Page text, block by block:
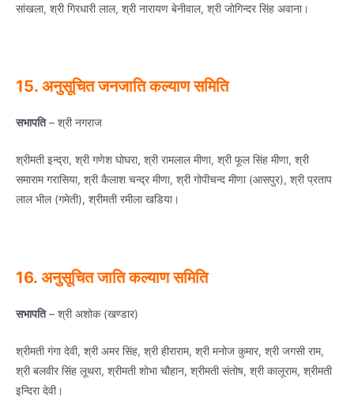
सांखला, श्री गिरधारी लाल, श्री नारायण बेनीवाल, श्री जोगिन्‍दर सिंह अवाना।
15. अनुसूचित जनजाति कल्‍याण समिति
सभापति– श्री नगराज
श्रीमती इन्‍द्रा, श्री गणेश घोघरा, श्री रामलाल मीणा, श्री फूल सिंह मीणा, श्री
समाराम गरासिया, श्री कैलाश चन्‍द्र मीणा, श्री गोपीचन्‍द मीणा (आसपुर), श्री प्रताप
लाल भील (गमेती), श्रीमती रमीला खडिया।
16. अनुसूचित जाति कल्‍याण समिति
सभापति– श्री अशोक (खण्‍डार)
श्रीमती गंगा देवी, श्री अमर सिंह, श्री हीराराम, श्री मनोज कुमार, श्री जगसी राम,
श्री बलवीर सिंह लूथरा, श्रीमती शोभा चौहान, श्रीमती संतोष, श्री कालूराम, श्रीमती
इन्दिरा देवी।